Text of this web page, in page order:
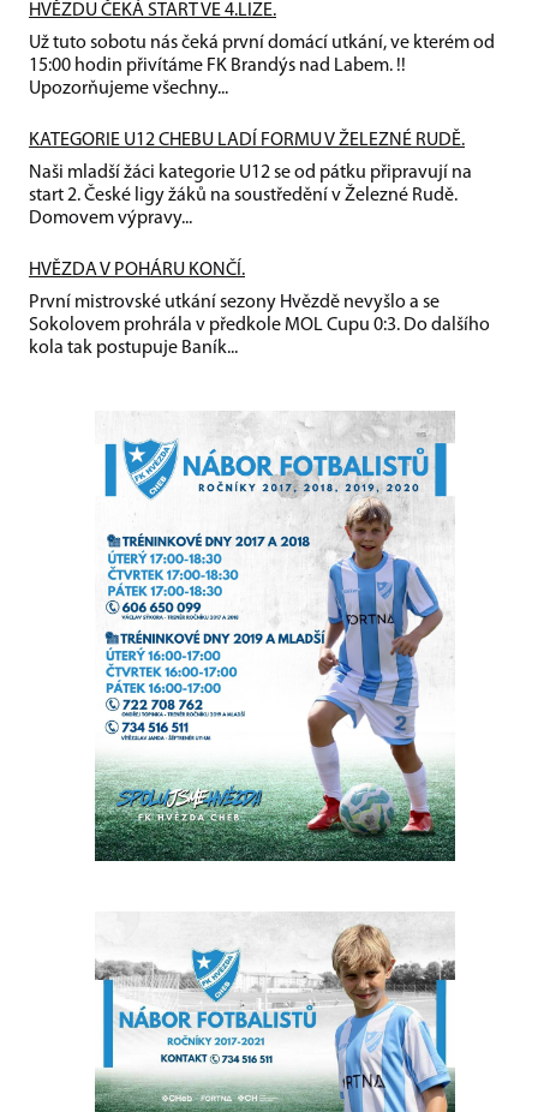
HVĚZDU ČEKÁ START VE 4.LIZE.
Už tuto sobotu nás čeká první domácí utkání, ve kterém od
15:00 hodin přivítáme FK Brandýs nad Labem. !!
Upozorňujeme všechny...
KATEGORIE U12 CHEBU LADÍ FORMU V ŽELEZNÉ RUDĚ.
Naši mladší žáci kategorie U12 se od pátku připravují na
start 2. České ligy žáků na soustředění v Železné Rudě.
Domovem výpravy...
HVĚZDA V POHÁRU KONČÍ.
První mistrovské utkání sezony Hvězdě nevyšlo a se
Sokolovem prohrála v předkole MOL Cupu 0:3. Do dalšího
kola tak postupuje Baník...